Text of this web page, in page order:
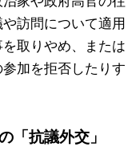
訪問について適用
取りやめ、または
加を拒否したりす
「抗議外交」